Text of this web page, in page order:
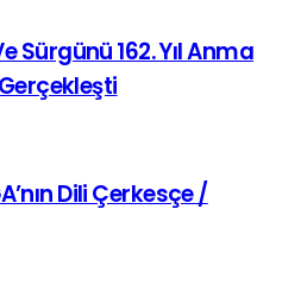
Sürgünü 162. Yıl Anma
Dili Çerkesçe /